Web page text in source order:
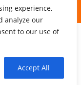
experience,
analyze our
to our use of
Accept All